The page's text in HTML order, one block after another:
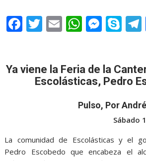
F
b
T
er
E
l
W
s
A
p
M
e
n
g
er
S
p
e
Ya viene la Feria de la
Escolásticas, Pedro
Pulso, Por
Sábado
La comunidad de Escolásticas y el
Pedro Escobedo que encabeza el